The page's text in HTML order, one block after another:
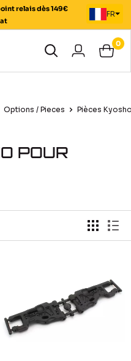
relais dès 149€
FR
0
Options / Pieces Pièces
POUR